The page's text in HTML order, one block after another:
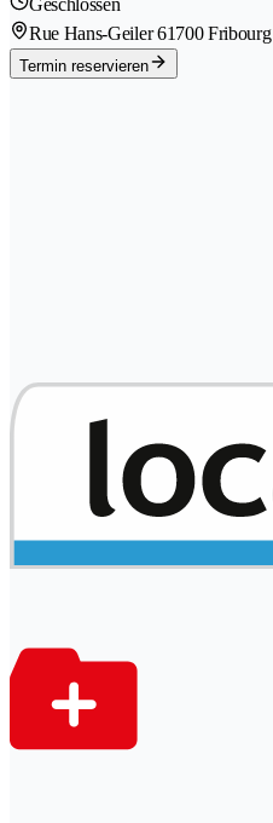
Geschlossen
Rue Hans-Geiler 61700 Fribourg
Termin reservieren